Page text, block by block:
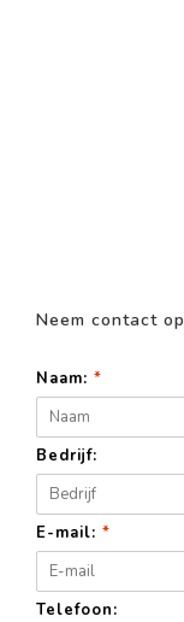
Neem contact op
Naam: *
Bedrijf:
E-mail: *
Telefoon: